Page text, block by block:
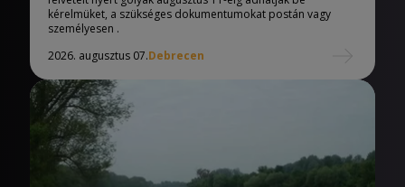
kérelmüket, a szükséges dokumentumokat postán vagy
személyesen .
2026. augusztus 07.Debrecen